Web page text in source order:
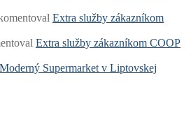
Extra služby zákazníkom
Extra služby zákazníkom COOP
Moderný Supermarket v Liptovskej